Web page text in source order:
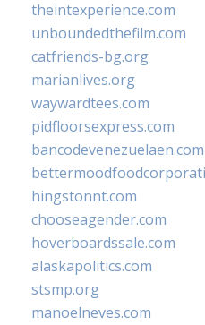
theintexperience.com
unboundedthefilm.com
catfriends-bg.org
marianlives.org
waywardtees.com
pidfloorsexpress.com
bancodevenezuelaen.com
hingstonnt.com
chooseagender.com
hoverboardssale.com
alaskapolitics.com
stsmp.org
manoelneves.com